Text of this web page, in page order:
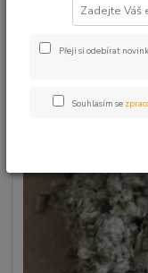
Artyčok
Přeji si odebírat
Souhlasím se